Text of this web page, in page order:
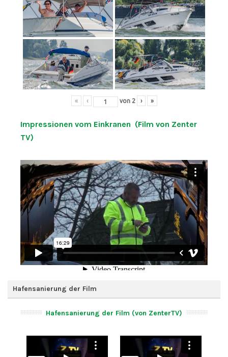
« ‹ von 2 › »
Impressionen vom Einkranen (Film von Zenter
TV)
Hafensanierung der Film
Hafensanierung der Film (von ZenterTV)